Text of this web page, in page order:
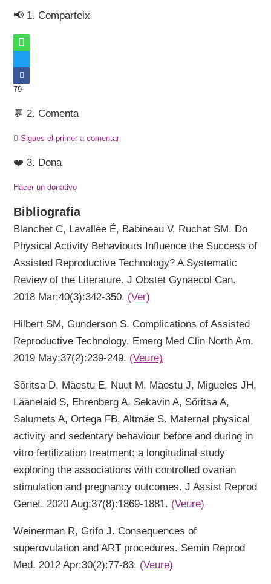
📢 1. Comparteix
79
💬 2. Comenta
Sigues el primer a comentar
❤️ 3. Dona
Hacer un donativo
Bibliografia
Blanchet C, Lavallée É, Babineau V, Ruchat SM. Do
Physical Activity Behaviours Influence the Success of
Assisted Reproductive Technology? A Systematic
Review of the Literature. J Obstet Gynaecol Can.
2018 Mar;40(3):342-350. (Ver)
Hilbert SM, Gunderson S. Complications of Assisted
Reproductive Technology. Emerg Med Clin North Am.
2019 May;37(2):239-249. (Veure)
Sõritsa D, Mäestu E, Nuut M, Mäestu J, Migueles JH,
Läänelaid S, Ehrenberg A, Sekavin A, Sõritsa A,
Salumets A, Ortega FB, Altmäe S. Maternal physical
activity and sedentary behaviour before and during in
vitro fertilization treatment: a longitudinal study
exploring the associations with controlled ovarian
stimulation and pregnancy outcomes. J Assist Reprod
Genet. 2020 Aug;37(8):1869-1881. (Veure)
Weinerman R, Grifo J. Consequences of
superovulation and ART procedures. Semin Reprod
Med. 2012 Apr;30(2):77-83. (Veure)